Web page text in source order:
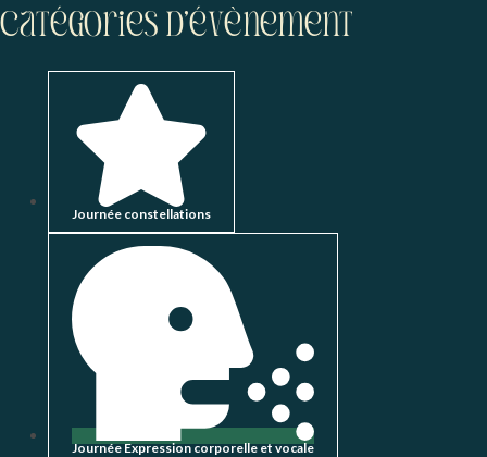
Catégories d’évènement
Journée constellations
Journée Expression corporelle et vocale